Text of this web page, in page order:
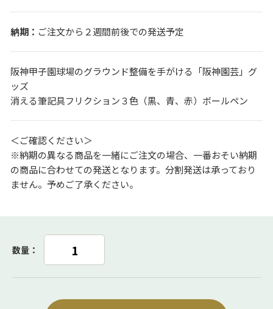
ご注文から２週間前後での発送予定
阪神甲子園球場のグラウンド整備を手がける「阪神園芸」グ
ッズ
消える筆記具フリクション３色（黒、青、赤）ボールペン
＜ご確認ください＞
※納期の異なる商品を一緒にご注文の場合、一番おそい納期
の商品に合わせての発送となります。分割発送は承っており
ません。予めご了承ください。
数量：